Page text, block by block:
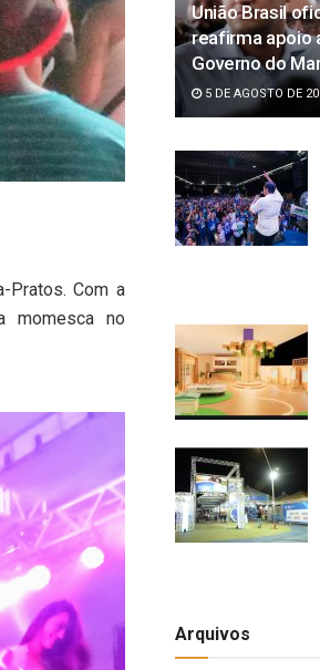
Pratos. Com a
momesca no
União Brasil
reafirma apoio
Governo do
5 DE AGOSTO DE
Arquivos